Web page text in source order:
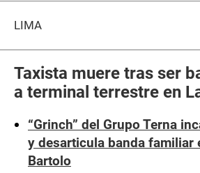
LIMA
Taxista muere tras ser
a terminal terrestre en
“Grinch” del Grupo Terna
y desarticula banda familiar
Bartolo